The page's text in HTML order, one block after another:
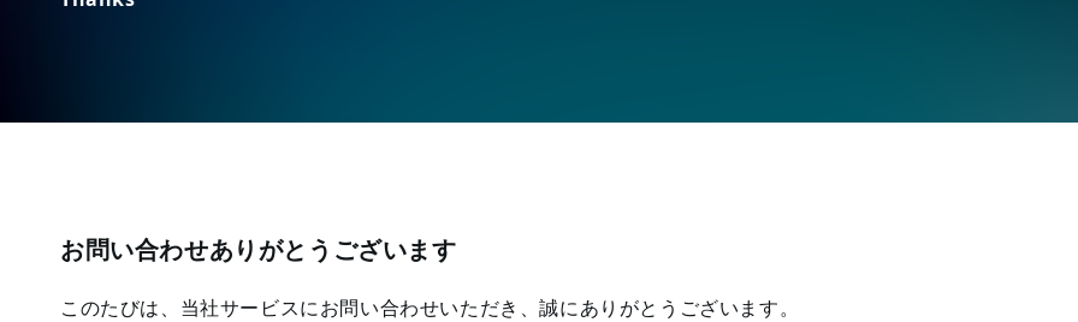
お問い合わせありがとうございます
このたびは、当社サービスにお問い合わせいただき、誠にありがとうございます。